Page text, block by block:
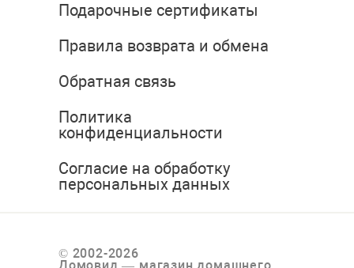
Подарочные сертификаты
Правила возврата и обмена
Обратная связь
Политика
конфиденциальности
Согласие на обработку
персональных данных
© 2002-2026